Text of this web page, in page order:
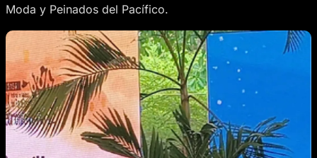
Moda y Peinados del Pacífico.